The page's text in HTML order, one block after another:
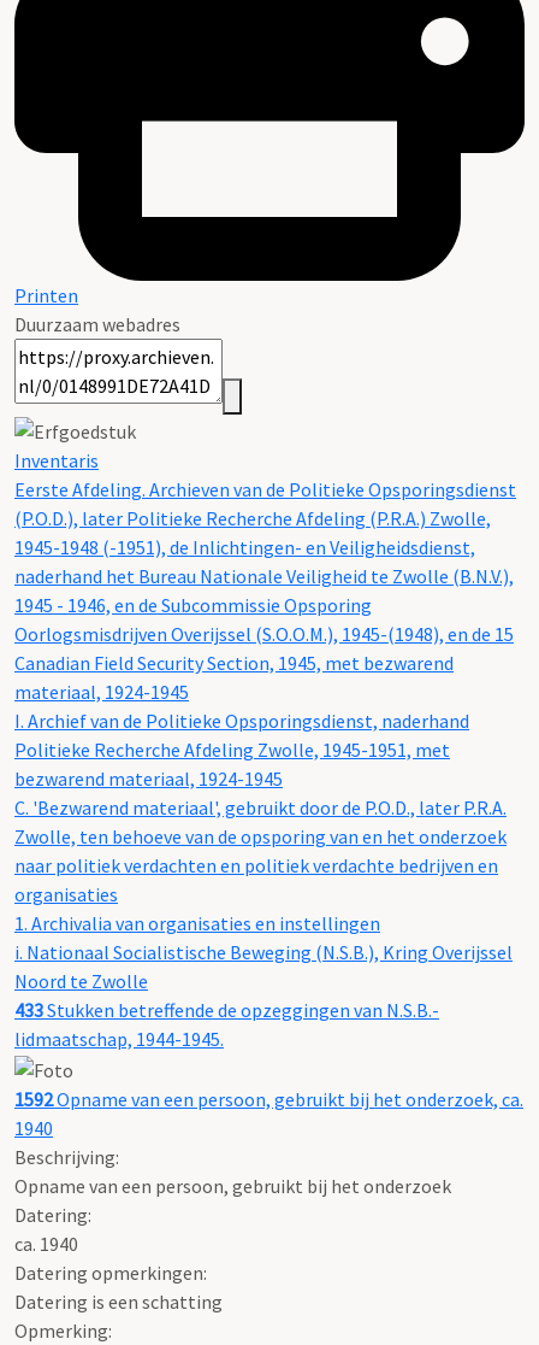
Printen
Duurzaam webadres
Inventaris
Eerste Afdeling. Archieven van de Politieke Opsporingsdienst
(P.O.D.), later Politieke Recherche Afdeling (P.R.A.) Zwolle,
1945-1948 (-1951), de Inlichtingen- en Veiligheidsdienst,
naderhand het Bureau Nationale Veiligheid te Zwolle (B.N.V.),
1945 - 1946, en de Subcommissie Opsporing
Oorlogsmisdrijven Overijssel (S.O.O.M.), 1945-(1948), en de 15
Canadian Field Security Section, 1945, met bezwarend
materiaal, 1924-1945
I. Archief van de Politieke Opsporingsdienst, naderhand
Politieke Recherche Afdeling Zwolle, 1945-1951, met
bezwarend materiaal, 1924-1945
C. 'Bezwarend materiaal', gebruikt door de P.O.D., later P.R.A.
Zwolle, ten behoeve van de opsporing van en het onderzoek
naar politiek verdachten en politiek verdachte bedrijven en
organisaties
1. Archivalia van organisaties en instellingen
i. Nationaal Socialistische Beweging (N.S.B.), Kring Overijssel
Noord te Zwolle
433Stukken betreffende de opzeggingen van N.S.B.-
lidmaatschap, 1944-1945.
1592Opname van een persoon, gebruikt bij het onderzoek, ca.
1940
Beschrijving:
Opname van een persoon, gebruikt bij het onderzoek
Datering:
ca. 1940
Datering opmerkingen:
Datering is een schatting
Opmerking: